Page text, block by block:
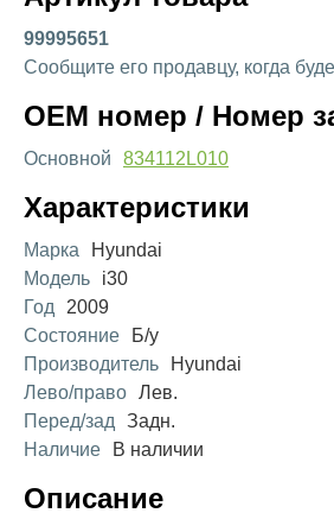
99995651
Сообщите его продавцу, когда
OEM номер / Номер
Основной 834112L010
Характеристики
Марка
Hyundai
Модель
i30
Год
2009
Состояние
Б/у
Производитель
Hyundai
Лево/право Лев.
Перед/зад
Задн.
Наличие
В наличии
Описание